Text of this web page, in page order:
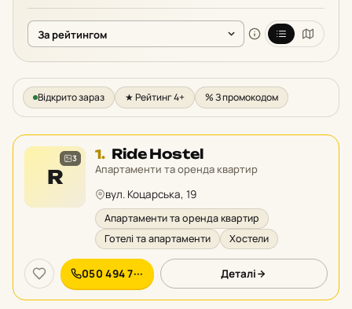
Відкрито зараз ★ Рейтинг 4+ % З промокодом
R
3 1. Місце
1
рейтингу:
Ride Hostel
Апартаменти та оренда квартир
вул. Коцарська, 19
Апартаменти та оренда квартир
Готелі та апартаменти
Хостели
050 494 7··· Деталі